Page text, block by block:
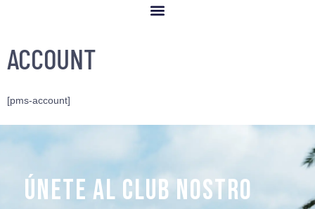
ACCOUNT
[pms-account]
ÚNETE AL CLUB NOSTRO